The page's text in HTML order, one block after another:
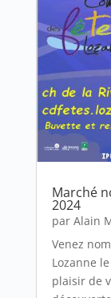
Marché
2024
par Alain
Venez
Lozanne
plaisir de